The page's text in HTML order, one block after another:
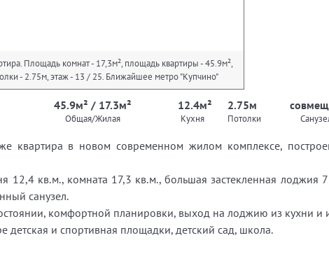
Площадь комнат - 17,3м², площадь квартиры - 45.9м²,
- 2.75м, этаж - 13 / 25. Ближайшее метро "Купчино"
45.9м² / 17.3м²
Общая/Жилая
12.4м²
Кухня
2.75м
Потолки
квартира в новом современном жилом комплексе,
12,4 кв.м., комната 17,3 кв.м., большая застекленная
санузел.
комфортной планировки, выход на лоджию из кухни и
детская и спортивная площадки, детский сад, школа.